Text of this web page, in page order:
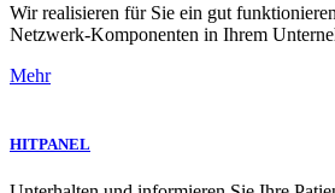
Wir realisieren für Sie ein gut
Netzwerk-Komponenten in Ihrem
Mehr
HITPANEL